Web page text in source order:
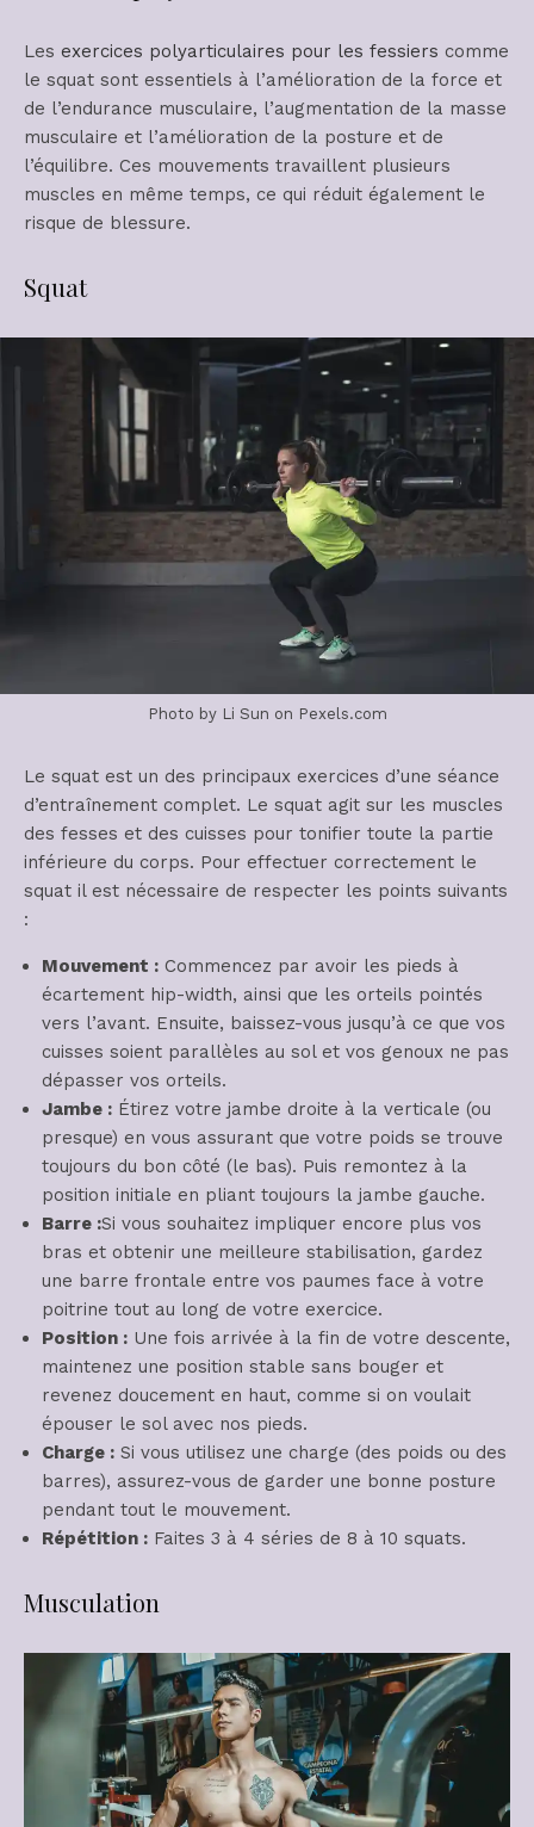
Les exercices polyarticulaires pour les fessiers comme
le squat sont essentiels à l’amélioration de la force et
de l’endurance musculaire, l’augmentation de la masse
musculaire et l’amélioration de la posture et de
l’équilibre. Ces mouvements travaillent plusieurs
muscles en même temps, ce qui réduit également le
risque de blessure.
Squat
Photo by Li Sun on Pexels.com
Le squat est un des principaux exercices d’une séance
d’entraînement complet. Le squat agit sur les muscles
des fesses et des cuisses pour tonifier toute la partie
inférieure du corps. Pour effectuer correctement le
squat il est nécessaire de respecter les points suivants
:
Mouvement : Commencez par avoir les pieds à
écartement hip-width, ainsi que les orteils pointés
vers l’avant. Ensuite, baissez-vous jusqu’à ce que vos
cuisses soient parallèles au sol et vos genoux ne pas
dépasser vos orteils.
Jambe : Étirez votre jambe droite à la verticale (ou
presque) en vous assurant que votre poids se trouve
toujours du bon côté (le bas). Puis remontez à la
position initiale en pliant toujours la jambe gauche.
Barre :Si vous souhaitez impliquer encore plus vos
bras et obtenir une meilleure stabilisation, gardez
une barre frontale entre vos paumes face à votre
poitrine tout au long de votre exercice.
Position : Une fois arrivée à la fin de votre descente,
maintenez une position stable sans bouger et
revenez doucement en haut, comme si on voulait
épouser le sol avec nos pieds.
Charge : Si vous utilisez une charge (des poids ou des
barres), assurez-vous de garder une bonne posture
pendant tout le mouvement.
Répétition : Faites 3 à 4 séries de 8 à 10 squats.
Musculation